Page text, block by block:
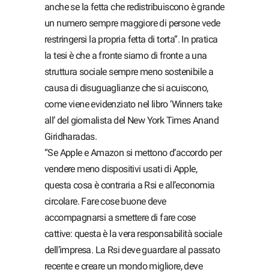
anche se la fetta che redistribuiscono è grande
un numero sempre maggiore di persone vede
restringersi la propria fetta di torta”. In pratica
la tesi è che a fronte siamo di fronte a una
struttura sociale sempre meno sostenibile a
causa di disuguaglianze che si acuiscono,
come viene evidenziato nel libro ‘Winners take
all’ del giornalista del New York Times Anand
Giridharadas.
“Se Apple e Amazon si mettono d’accordo per
vendere meno dispositivi usati di Apple,
questa cosa è contraria a Rsi e all’economia
circolare. Fare cose buone deve
accompagnarsi a smettere di fare cose
cattive: questa è la vera responsabilità sociale
dell’impresa. La Rsi deve guardare al passato
recente e creare un mondo migliore, deve